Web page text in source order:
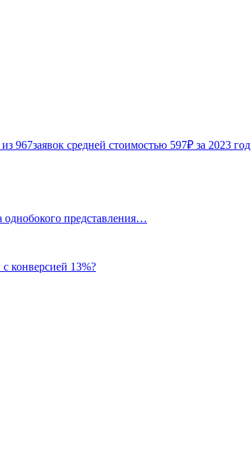
967заявок средней стоимостью 597₽ за 2023 год
однобокого представления…
конверсией 13%?